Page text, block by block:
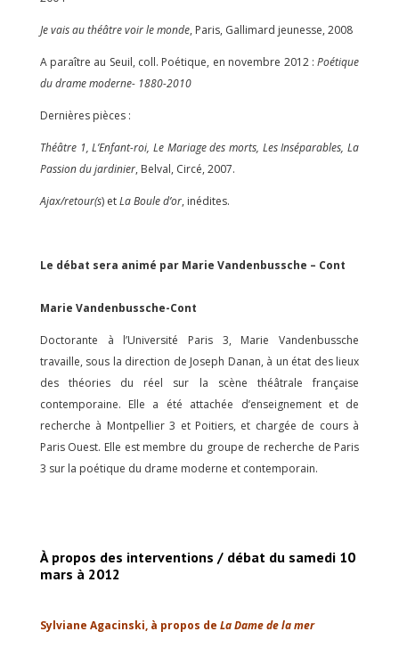
Je vais au théâtre voir le monde, Paris, Gallimard jeunesse, 2008
A paraître au Seuil, coll. Poétique, en novembre 2012 : Poétique
du drame moderne- 1880-2010
Dernières pièces :
Théâtre 1, L’Enfant-roi, Le Mariage des morts, Les Inséparables, La
Passion du jardinier, Belval, Circé, 2007.
Ajax/retour(s) etLa Boule d’or, inédites.
Le débat sera animé par Marie Vandenbussche – Cont
Marie Vandenbussche-Cont
Doctorante à l’Université Paris 3, Marie Vandenbussche
travaille, sous la direction de Joseph Danan, à un état des lieux
des théories du réel sur la scène théâtrale française
contemporaine. Elle a été attachée d’enseignement et de
recherche à Montpellier 3 et Poitiers, et chargée de cours à
Paris Ouest. Elle est membre du groupe de recherche de Paris
3 sur la poétique du drame moderne et contemporain.
À propos des interventions / débat du samedi 10
mars à 2012
Sylviane Agacinski, à propos de La Dame de la mer